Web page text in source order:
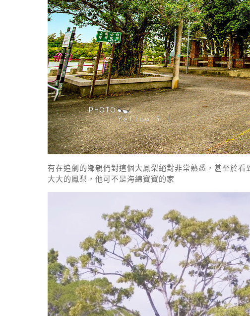
有在追劇的鄉親們對這個大鳳梨絕對非常熟悉，甚至於
大大的鳳梨，他可不是海綿寶寶的家